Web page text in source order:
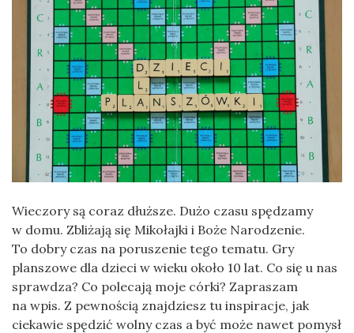
Wieczory są coraz dłuższe. Dużo czasu spędzamy
w domu. Zbliżają się Mikołajki i Boże Narodzenie.
To dobry czas na poruszenie tego tematu. Gry
planszowe dla dzieci w wieku około 10 lat. Co się u nas
sprawdza? Co polecają moje córki? Zapraszam
na wpis. Z pewnością znajdziesz tu inspiracje, jak
ciekawie spędzić wolny czas a być może nawet pomysł